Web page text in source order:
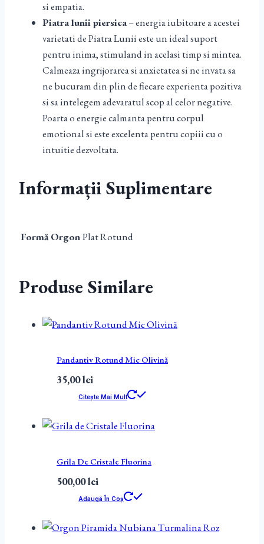
si empatia.
Piatra lunii piersica– energia iubitoare a acestei
varietati de Piatra Lunii este un ideal suport
pentru inima, stimuland in acelasi timp si mintea.
Calmeaza ingrijorarea si anxietatea si ne invata sa
ne bucuram din plin de fiecare experienta pozitiva
si sa intelegem adevaratul scop al celor negative.
Poarta o energie calmanta pentru corpul
emotional si este excelenta pentru copiii cu o
intuitie dezvoltata.
Informații Suplimentare
Formă OrgonPlat Rotund
Produse Similare
Pandantiv Rotund Mic Olivină
35,00lei
Citește Mai Mult
Grila De Cristale Fluorina
500,00lei
Adaugă În Coș